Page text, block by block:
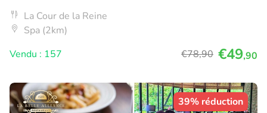
La Cour de la Reine
Spa (2km)
Vendu : 157
€78,90 €49,90
39% réduction